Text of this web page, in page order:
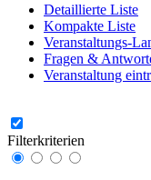
Detaillierte Liste
Kompakte Liste
Veranstaltungs-
Fragen &
Veranstaltung
Filterkriterien